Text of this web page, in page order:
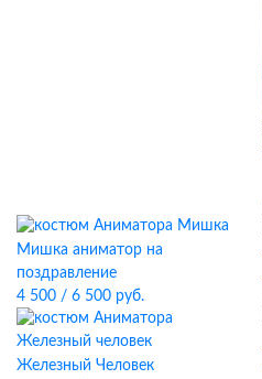
Мишка аниматор на
поздравление
4 500 / 6 500 руб.
Железный Человек